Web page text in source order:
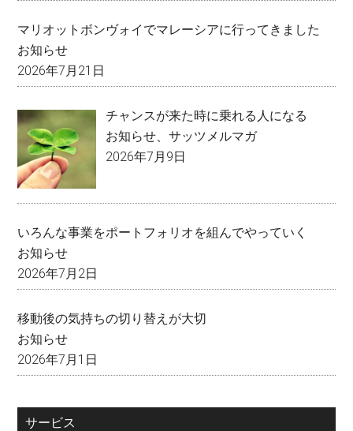
マリオットボンヴォイでマレーシアに行ってきました
お知らせ
2026年7月21日
チャンスが来た時に乗れる人になる
お知らせ、サッツメルマガ
2026年7月9日
いろんな事業をポートフォリオを組んでやっていく
お知らせ
2026年7月2日
移動後の気持ちの切り替えが大切
お知らせ
2026年7月1日
サービス